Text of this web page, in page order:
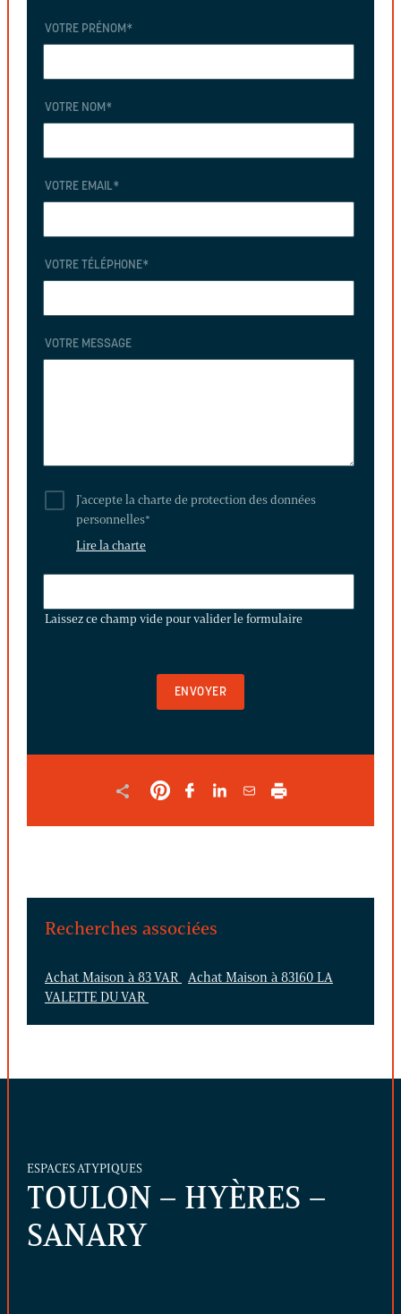
VOTRE PRÉNOM *
VOTRE NOM *
VOTRE EMAIL*
VOTRE TÉLÉPHONE*
VOTRE MESSAGE
J'accepte la charte de protection des données
personnelles*
Lire la charte
CHAMP
Laissez ce champ vide pour valider le formulaire
Recherches associées
Achat Maison à 83 VAR Achat Maison à 83160 LA
VALETTE DU VAR
ESPACES ATYPIQUES
TOULON – HYÈRES –
SANARY